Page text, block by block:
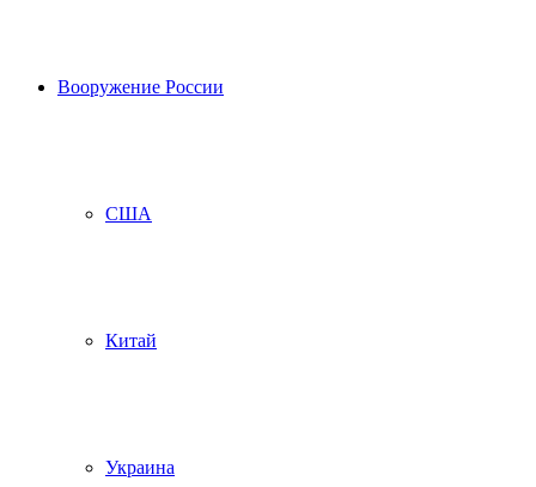
Вооружение России
США
Китай
Украина